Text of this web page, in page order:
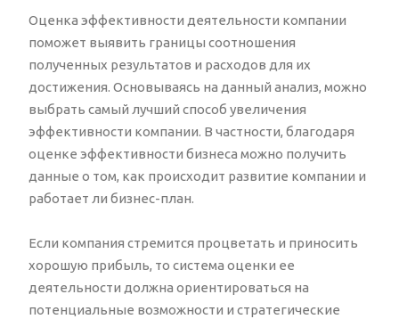
Оценка эффективности деятельности компании
поможет выявить границы соотношения
полученных результатов и расходов для их
достижения. Основываясь на данный анализ, можно
выбрать самый лучший способ увеличения
эффективности компании. В частности, благодаря
оценке эффективности бизнеса можно получить
данные о том, как происходит развитие компании и
работает ли бизнес-план.
Если компания стремится процветать и приносить
хорошую прибыль, то система оценки ее
деятельности должна ориентироваться на
потенциальные возможности и стратегические